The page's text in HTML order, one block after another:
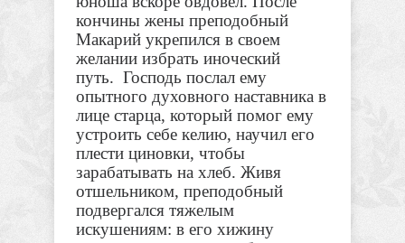
кончины жены преподобный
Макарий укрепился в своем
желании избрать иноческий
путь. Господь послал ему
опытного духовного наставника в
лице старца, который помог ему
устроить себе келию, научил его
плести циновки, чтобы
зарабатывать на хлеб. Живя
отшельником, преподобный
подвергался тяжелым
искушениям: в его хижину